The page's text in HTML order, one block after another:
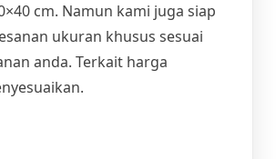
cm. Namun kami juga siap
ukuran khusus sesuai
anda. Terkait harga